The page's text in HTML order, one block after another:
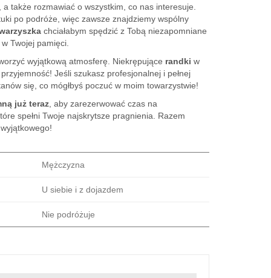
także rozmawiać o wszystkim, co nas interesuje.
po podróże, więc zawsze znajdziemy wspólny
chciałabym spędzić z Tobą niezapomniane
Twojej pamięci.
wyjątkową atmosferę. Niekrępujące randki w
Jeśli szukasz profesjonalnej i pełnej
się, co mógłbyś poczuć w moim towarzystwie!
już teraz , aby zarezerwować czas na
spełni Twoje najskrytsze pragnienia. Razem
Mężczyzna
U siebie i z dojazdem
Nie podróżuje